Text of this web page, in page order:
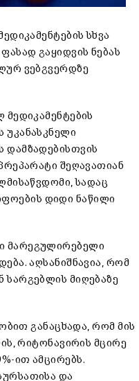
სხვა
გაყიდვის ნებას
ვებგვერდზე
უკანასკნელი
დამზადებისთვის
შეღავათიან
სადაც
დიდი ნაწილი
მარეგულირებელი
აღსანიშნავია, რომ
სარგებლის მიღებაზე
განაცხადა, რომ მის
რიტონავირის მცირე
ით ამცირებს.
და